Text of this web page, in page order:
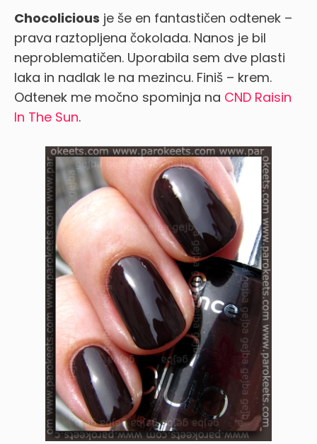
Chocolicious je še en fantastičen odtenek –
prava raztopljena čokolada. Nanos je bil
neproblematičen. Uporabila sem dve plasti
laka in nadlak le na mezincu. Finiš – krem.
Odtenek me močno spominja na CND Raisin
In The Sun.